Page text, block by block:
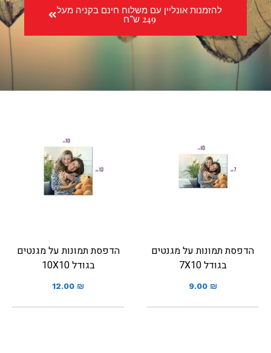
להזמנות אונליין עם משלוח חינם בקניה מעל
249 ש”ח
הדפסת תמונות על מגנטים
בגודל 7X10
9.00 ₪
הדפסת תמונות על מגנטים
בגודל 10X10
12.00 ₪